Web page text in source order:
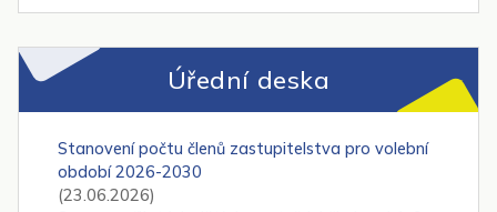
Úřední deska
Stanovení počtu členů zastupitelstva pro volební
období 2026-2030
(23.06.2026)